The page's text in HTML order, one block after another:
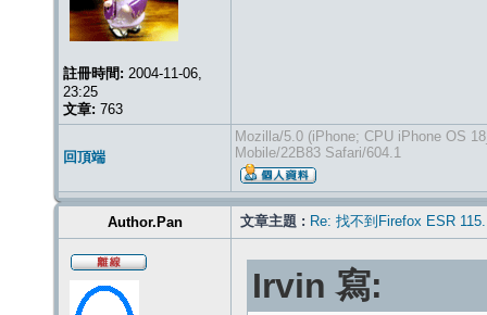
註冊時間: 2004-11-06,
23:25
文章: 763
回頂端
Mozilla/5.0 (iPhone; CPU iPhone OS
Mobile/22B83 Safari/604.1
Author.Pan 文章主題 : Re: 找不到Firefox ESR
Irvin 寫: